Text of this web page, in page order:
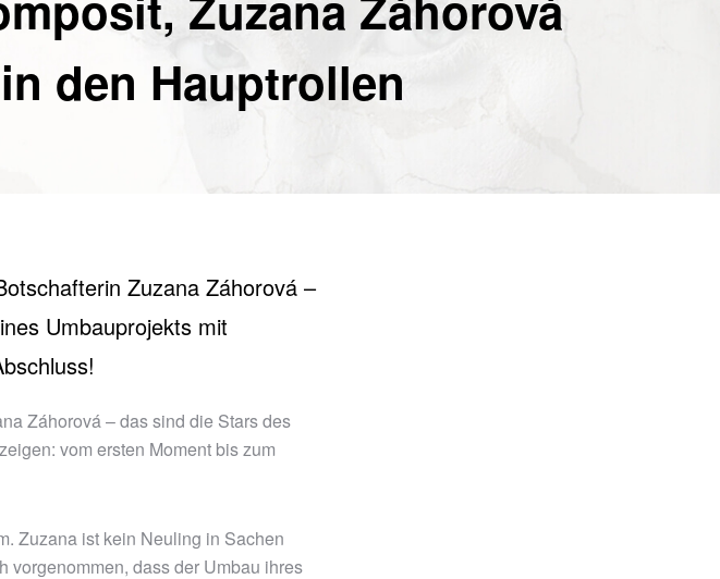
den Hauptrollen
Zuzana Záhorová –
Umbauprojekts mit
Záhorová – das sind die Stars des
vom ersten Moment bis zum
Zuzana ist kein Neuling in Sachen
vorgenommen, dass der Umbau ihres